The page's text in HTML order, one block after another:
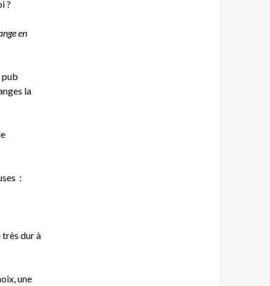
?
en
pub
la
:
très dur à
une